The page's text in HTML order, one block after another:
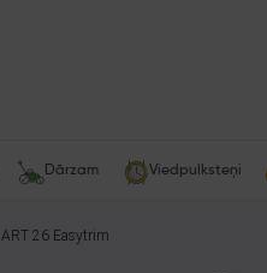
Dārzam Viedpulksteņi
ART 26 Easytrim